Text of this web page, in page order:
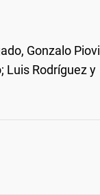
Gonzalo Piovi
Luis Rodríguez y